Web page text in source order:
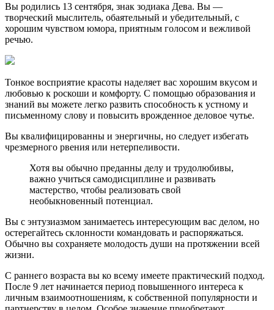
Вы родились 13 сентября, знак зодиака Дева. Вы —
творческий мыслитель, обаятельный и убедительный, с
хорошим чувством юмора, приятным голосом и вежливой
речью.
Тонкое восприятие красоты наделяет вас хорошим вкусом и
любовью к роскоши и комфорту. С помощью образования и
знаний вы можете легко развить способность к устному и
письменному слову и повысить врожденное деловое чутье.
Вы квалифицированны и энергичны, но следует избегать
чрезмерного рвения или нетерпеливости.
Хотя вы обычно преданны делу и трудолюбивы,
важно учиться самодисциплине и развивать
мастерство, чтобы реализовать свой
необыкновенный потенциал.
Вы с энтузиазмом занимаетесь интересующим вас делом, но
остерегайтесь склонности командовать и распоряжаться.
Обычно вы сохраняете молодость души на протяжении всей
жизни.
С раннего возраста вы ко всему имеете практический подход.
После 9 лет начинается период повышенного интереса к
личным взаимоотношениям, к собственной популярности и